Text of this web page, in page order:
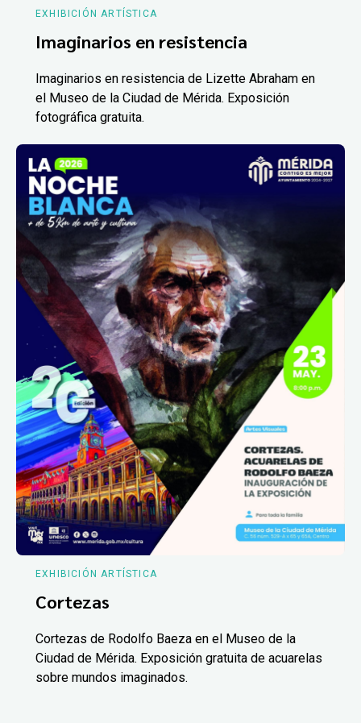
EXHIBICIÓN ARTÍSTICA
Imaginarios en resistencia
Imaginarios en resistencia de Lizette Abraham en
el Museo de la Ciudad de Mérida. Exposición
fotográfica gratuita.
EXHIBICIÓN ARTÍSTICA
Cortezas
Cortezas de Rodolfo Baeza en el Museo de la
Ciudad de Mérida. Exposición gratuita de acuarelas
sobre mundos imaginados.